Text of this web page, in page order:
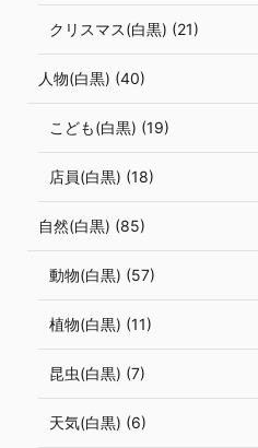
クリスマス(白黒) (21)
人物(白黒) (40)
こども(白黒) (19)
店員(白黒) (18)
自然(白黒) (85)
動物(白黒) (57)
植物(白黒) (11)
昆虫(白黒) (7)
天気(白黒) (6)